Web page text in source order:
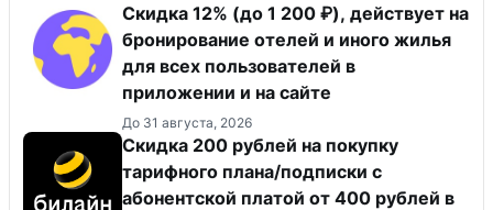
Скидка 12% (до 1 200 ₽), действует на
бронирование отелей и иного жилья
для всех пользователей в
приложении и на сайте
До 31 августа, 2026
Скидка 200 рублей на покупку
тарифного плана/подписки с
абонентской платой от 400 рублей в